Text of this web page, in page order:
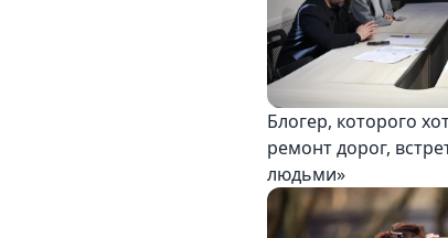
Блогер, которого
ремонт дорог,
людьми»